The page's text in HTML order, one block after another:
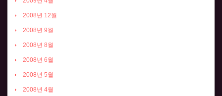
2008년 12월
2008년 9월
2008년 8월
2008년 6월
2008년 5월
2008년 4월